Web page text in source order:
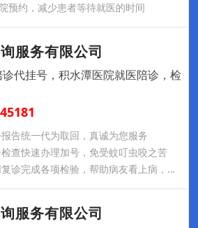
预约，减少患者等待就医的时间
服务有限公司
代挂号，积水潭医院就医陪诊，检
告统一代为取回，真诚为您服务
查快速办理加号，免受蚊叮虫咬之苦
北京积水潭医院陪同复诊完成各项检验，帮助病友看上病，欢迎来电
服务有限公司